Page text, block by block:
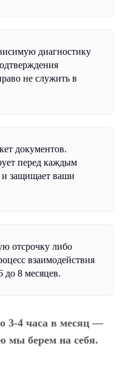
диагностику
не служить в
документов.
перед каждым
и защищает ваши
отсрочку либо
взаимодействия
до 8 месяцев.
3-4 часа в месяц —
мы берем на себя.